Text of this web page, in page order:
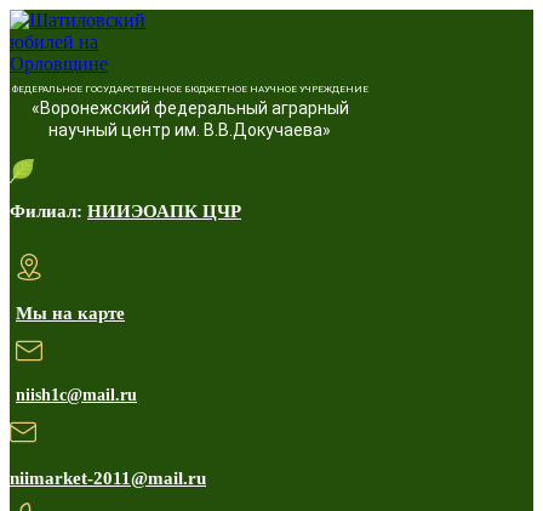
ФЕДЕРАЛЬНОЕ ГОСУДАРСТВЕННОЕ БЮДЖЕТНОЕ НАУЧНОЕ УЧРЕЖДЕНИЕ
«Воронежский федеральный аграрный
научный центр им. В.В.Докучаева»
Филиал: НИИЭОАПК ЦЧР
Мы на карте
niish1c@mail.ru
niimarket-2011@mail.ru